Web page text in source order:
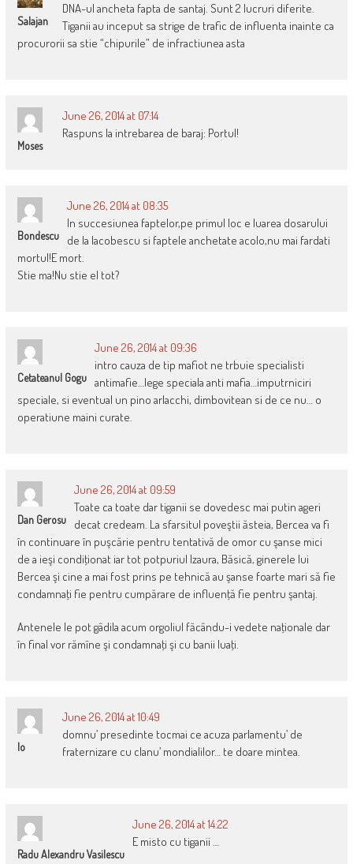
Salajan
DNA-ul ancheta fapta de santaj. Sunt 2 lucruri diferite.
Tiganii au inceput sa strige de trafic de influenta inainte ca
procurorii sa stie “chipurile” de infractiunea asta
Moses
June 26, 2014 at 07:14
Raspuns la intrebarea de baraj: Portul!
Bondescu
June 26, 2014 at 08:35
In succesiunea faptelor,pe primul loc e luarea dosarului
de la Iacobescu si faptele anchetate acolo,nu mai fardati
mortul!E mort.
Stie ma!Nu stie el tot?
Cetateanul Gogu
June 26, 2014 at 09:36
intro cauza de tip mafiot ne trbuie specialisti
antimafie…lege speciala anti mafia…imputrniciri
speciale, si eventual un pino arlacchi, dimbovitean si de ce nu… o
operatiune maini curate.
Dan Gerosu
June 26, 2014 at 09:59
Toate ca toate dar tiganii se dovedesc mai putin ageri
decat credeam. La sfarsitul poveştii ăsteia, Bercea va fi
în continuare în puşcărie pentru tentativă de omor cu şanse mici
de a ieşi condiţionat iar tot potpuriul Izaura, Băsică, ginerele lui
Bercea şi cine a mai fost prins pe tehnică au şanse foarte mari să fie
condamnaţi fie pentru cumpărare de influenţă fie pentru şantaj.
Antenele le pot gâdila acum orgoliul făcându-i vedete naţionale dar
în final vor rămîne şi condamnaţi şi cu banii luaţi.
Io
June 26, 2014 at 10:49
domnu’ presedinte tocmai ce acuza parlamentu’ de
fraternizare cu clanu’ mondialilor… te doare mintea.
Radu Alexandru Vasilescu
June 26, 2014 at 14:22
E misto cu tiganii …